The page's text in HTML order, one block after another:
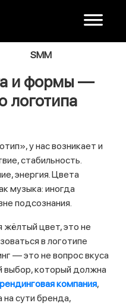
SMM
и формы —
логотипа
у нас возникает и
стабильность.
энергия. Цвета
музыка: иногда
подсознания.
жёлтый цвет, это не
в логотипе
— это не вопрос вкуса
выбор, который должна
компания,
на сути бренда,